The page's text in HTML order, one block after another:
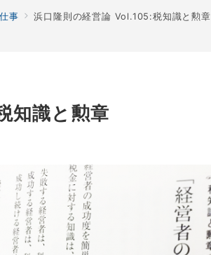
事 浜口隆則の経営論 Vol.105:税知識と勲章
知識と勲章